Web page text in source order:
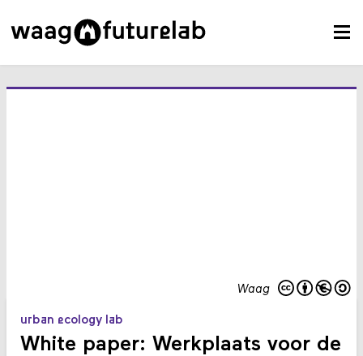
Waag
urban ecology lab
White paper: Werkplaats voor de